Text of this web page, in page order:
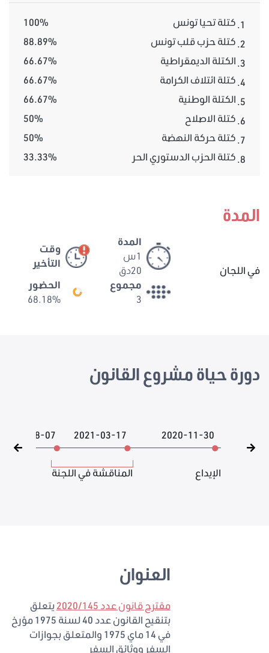
1. كتلة تحيا تونس
100%
2. كتلة حزب قلب تونس
88.89%
3. الكتلة الديمقراطية
66.67%
4. كتلة ائتلاف الكرامة
66.67%
5. الكتلة الوطنية
66.67%
6. كتلة الاصلاح
50%
7. كتلة حركة النهضة
50%
8. كتلة الحزب الدستوري الحر 33.33%
المدة
في اللجان
المدة
1س
20دق
وقت
التأخير
مجموع
3
الحضور
68.18%
دورة حياة مشروع القانون
2020-11-30
الإيداع
2021-03-17
2026-08-07
المناقشة في اللجنة
العنوان
مقترح قانون عدد 2020/145
يتعلق
بتنقيح القانون عدد 40 لسنة 1975 مؤرخ
في 14 ماي 1975 والمتعلق بجوازات
السفر ووثائق السفر